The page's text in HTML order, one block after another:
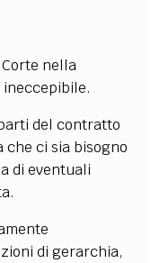
nella
ineccepibile.
del contratto
che ci sia bisogno
di eventuali
di gerarchia,